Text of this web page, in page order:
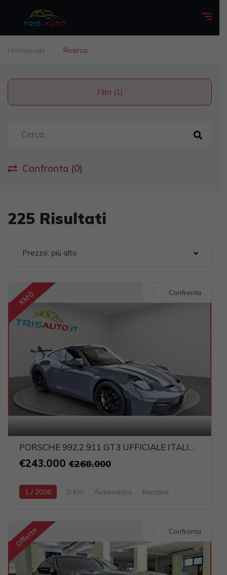
Homepage Ricerca
Filtri (1)
Confronta (0)
225 Risultati
Prezzo: più alto
KM 0 Confronta
PORSCHE 992.2 911 GT3 UFFICIALE ITALIA (CARBOCERAMICI+LIFT)
€243.000 €268.000
1 / 2026 0 Km Automatico
Benzina
Offerta Confronta